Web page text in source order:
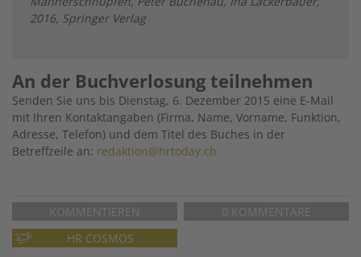
2016, Springer Verlag
An der Buchverlosung teilnehmen
Senden Sie uns bis Dienstag, 6. Dezember 2015 eine E-Mail
mit Ihren Kontaktangaben (Firma, Name, Vorname, Funktion,
Adresse, Telefon) und dem Titel des Buches in der
Betreffzeile an: redaktion@hrtoday.ch
KOMMENTIEREN
0 KOMMENTARE
HR COSMOS